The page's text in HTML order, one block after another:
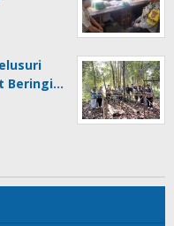
Beringi…